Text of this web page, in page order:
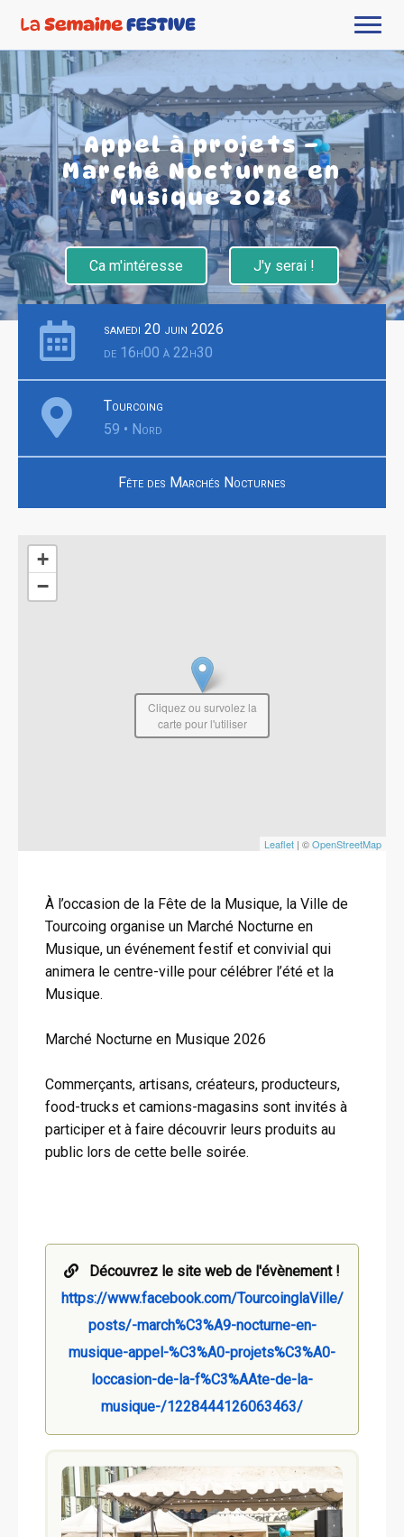
Appel à projets –
Marché Nocturne en
Musique 2026
Ca m'intéresse J'y serai !
samedi 20 juin 2026
de 16h00 à 22h30
Tourcoing
59 • Nord
Fête des Marchés Nocturnes
+
−
Leaflet | ©OpenStreetMap
Cliquez ou survolez la
carte pour l'utiliser
À l’occasion de la Fête de la Musique, la Ville de
Tourcoing organise un Marché Nocturne en
Musique, un événement festif et convivial qui
animera le centre-ville pour célébrer l’été et la
Musique.
Marché Nocturne en Musique 2026
Commerçants, artisans, créateurs, producteurs,
food-trucks et camions-magasins sont invités à
participer et à faire découvrir leurs produits au
public lors de cette belle soirée.
Découvrez le site web de l'évènement !
https://www.facebook.com/TourcoinglaVille/
posts/-march%C3%A9-nocturne-en-
musique-appel-%C3%A0-projets%C3%A0-
loccasion-de-la-f%C3%AAte-de-la-
musique-/1228444126063463/